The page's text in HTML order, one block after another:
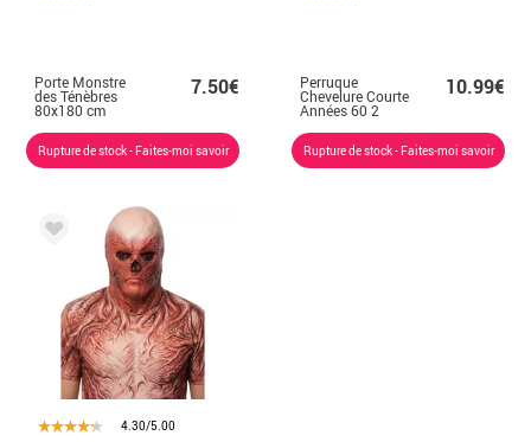
Porte Monstre
des Ténèbres
80x180 cm
7.50€
Rupture de stock - Faites-moi savoir
Perruque
Chevelure Courte
Années 60 2
10.99€
Rupture de stock - Faites-moi savoir
4.30/5.00